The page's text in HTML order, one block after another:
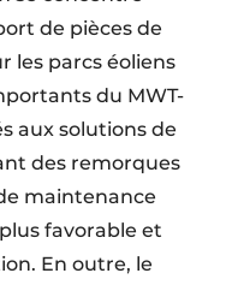
de pièces de
les parcs éoliens
du MWT-
aux solutions de
des remorques
maintenance
favorable et
En outre, le